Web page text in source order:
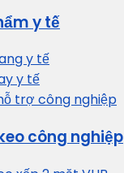
y tế
y tế
y tế
trợ công nghiệp
công nghiệp